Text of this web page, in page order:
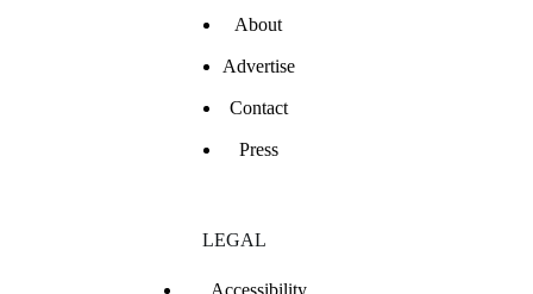
About
Advertise
Contact
Press
LEGAL